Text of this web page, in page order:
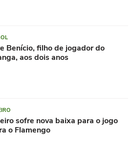
Benício, filho de jogador do
aos dois anos
sofre nova baixa para o jogo
o Flamengo